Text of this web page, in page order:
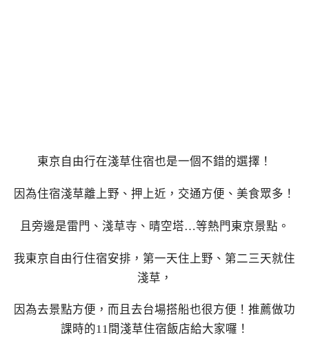
東京自由行在淺草住宿也是一個不錯的選擇！
因為住宿淺草離上野、押上近，交通方便、美食眾多！
且旁邊是雷門、淺草寺、晴空塔…等熱門東京景點。
我東京自由行住宿安排，第一天住上野、第二三天就住
淺草，
因為去景點方便，而且去台場搭船也很方便！推薦做功
課時的11間淺草住宿飯店給大家囉！